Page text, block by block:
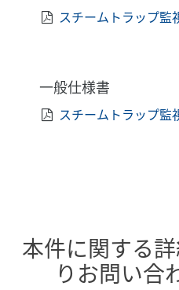
スチームトラップ監
一般仕様書
スチームトラップ監
本件に関する
りお問い合